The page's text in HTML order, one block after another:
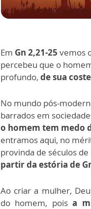
Em Gn 2,21-25 vemos
percebeu que o
profundo, de sua
No mundo pós-
barrados em
o homem tem medo
entramos aqui, no
provinda de séculos
partir da estória de
Ao criar a mulher,
do homem, poisa